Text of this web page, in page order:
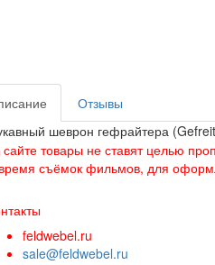
Отзывы
шеврон гефрайтера
товары не ставят целью
съёмок фильмов, для
feldwebel.ru
sale@feldwebel.ru